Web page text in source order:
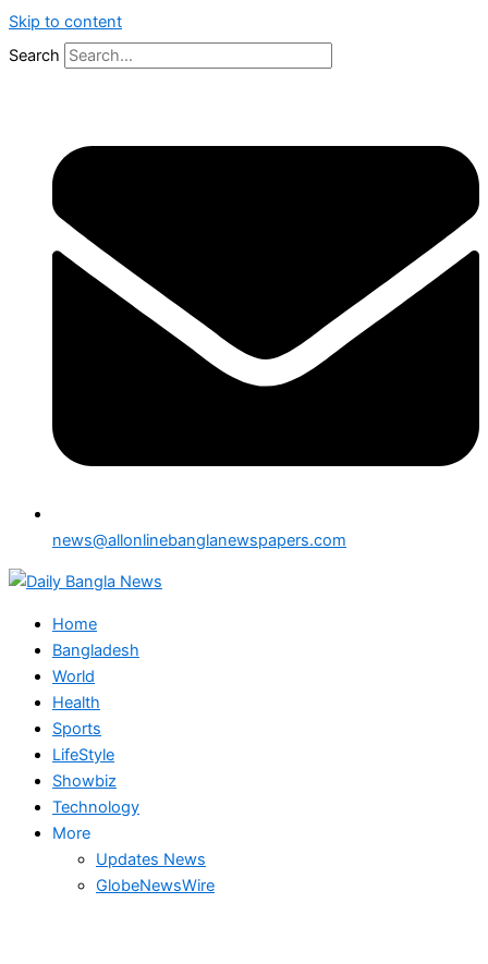
Skip to content
Search
news@allonlinebanglanewspapers.com
Home
Bangladesh
World
Health
Sports
LifeStyle
Showbiz
Technology
More
Updates News
GlobeNewsWire